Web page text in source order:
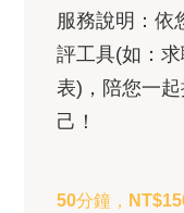
服務說明：依
評工具(如：
表)，陪您一
己！
50分鐘，